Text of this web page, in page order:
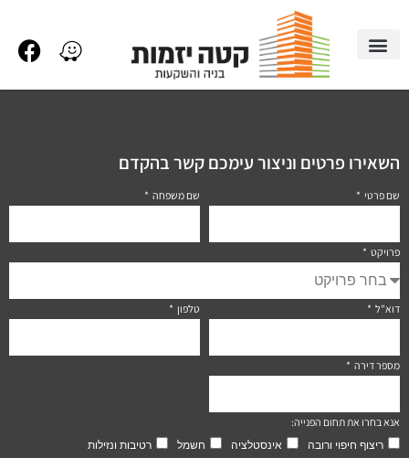
השאירו פרטים וניצור עימכם קשר בהקדם
שם פרטי שם משפחה
פרויקט
דוא"ל טלפון
מספר דירה
אנא בחרו את תחום הפנייה:
ריצוף חיפוי ורובה
אינסטלציה חשמל
רטיבות ונזילות